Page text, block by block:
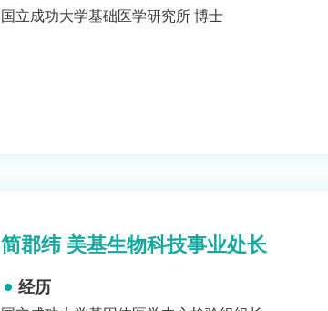
国立成功大学基础医学研究所 博士
简郡纬 美基生物科技事业处长
经历